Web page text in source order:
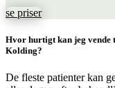
se priser
Hvor hurtigt kan jeg vende
Kolding?
De fleste patienter kan